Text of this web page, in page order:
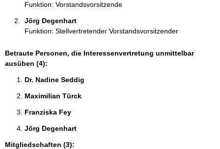
Funktion: Vorstandsvorsitzende
Jörg Degenhart
Funktion: Stellvertretender Vorstandsvorsitzender
Betraute Personen, die Interessenvertretung unmittelbar
ausüben (4):
Dr. Nadine Seddig
Maximilian Türck
Franziska Fey
Jörg Degenhart
Mitgliedschaften (3):